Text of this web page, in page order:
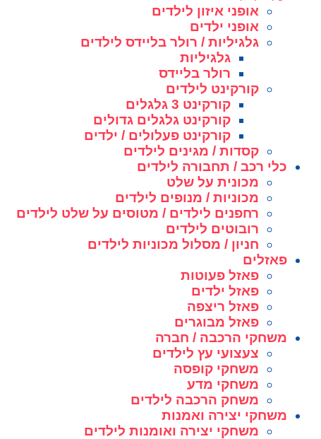
אופני איזון לילדים
אופני ילדים
גלגיליות / רולר בליידס לילדים
גלגיליות
רולר בליידס
קורקינט לילדים
קורקינט 3 גלגלים
קורקינט גלגלים גדולים
קורקינט פעלולים / ילדים
קסדות / מגינים לילדים
כלי רכב / תחבורה לילדים
מכונית על שלט
מכוניות / מנופים לילדים
רחפנים לילדים / מטוסים על שלט לילדים
רובוטים לילדים
חניון / מסלול מכוניות לילדים
פאזלים
פאזל פעוטות
פאזל ילדים
פאזל ריצפה
פאזל מבוגרים
משחקי הרכבה / חברה
צעצועי עץ לילדים
משחקי קופסה
משחקי מדע
משחק הרכבה לילדים
משחקי יצירה ואמנות
משחקי יצירה ואומנות לילדים